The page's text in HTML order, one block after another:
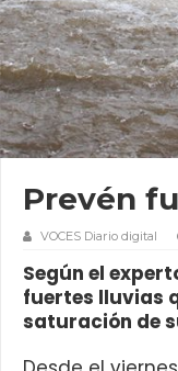
Prevén
VOCES Diario digital
Según el
fuertes lluvias
saturación de